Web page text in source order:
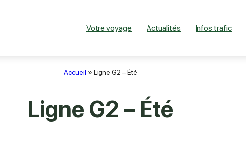
Votre voyage Actualités Infos trafic
Accueil » Ligne G2 – Été
Ligne G2 – Été